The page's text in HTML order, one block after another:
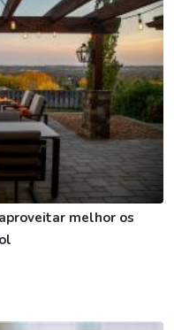
melhor os